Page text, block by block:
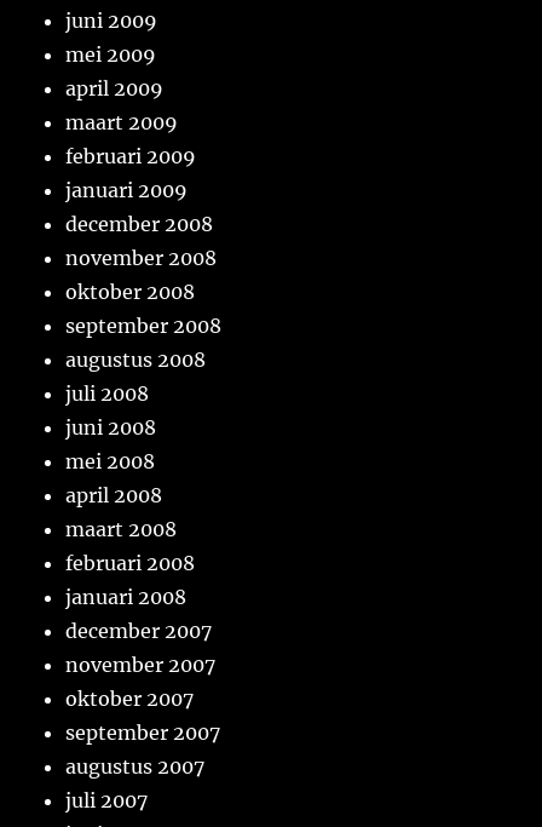
juni 2009
mei 2009
april 2009
maart 2009
februari 2009
januari 2009
december 2008
november 2008
oktober 2008
september 2008
augustus 2008
juli 2008
juni 2008
mei 2008
april 2008
maart 2008
februari 2008
januari 2008
december 2007
november 2007
oktober 2007
september 2007
augustus 2007
juli 2007